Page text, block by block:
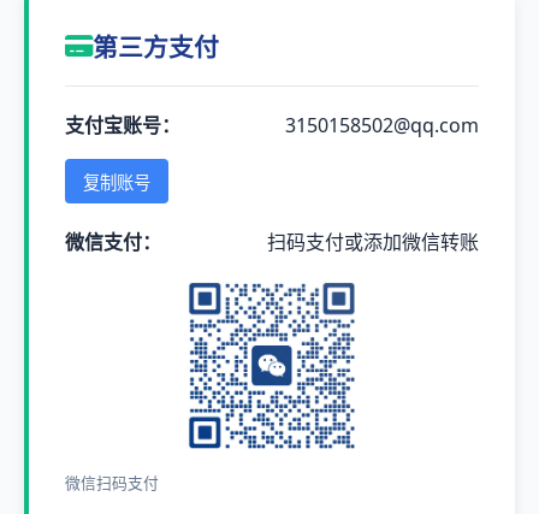
第三方支付
支付宝账号： 3150158502@qq.com
复制账号
微信支付： 扫码支付或添加微信转账
微信扫码支付